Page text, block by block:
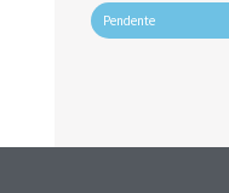
Pendente